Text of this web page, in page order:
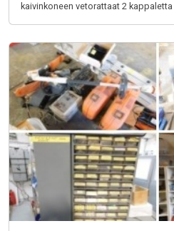
kaivinkoneen vetorattaat 2 kappaletta